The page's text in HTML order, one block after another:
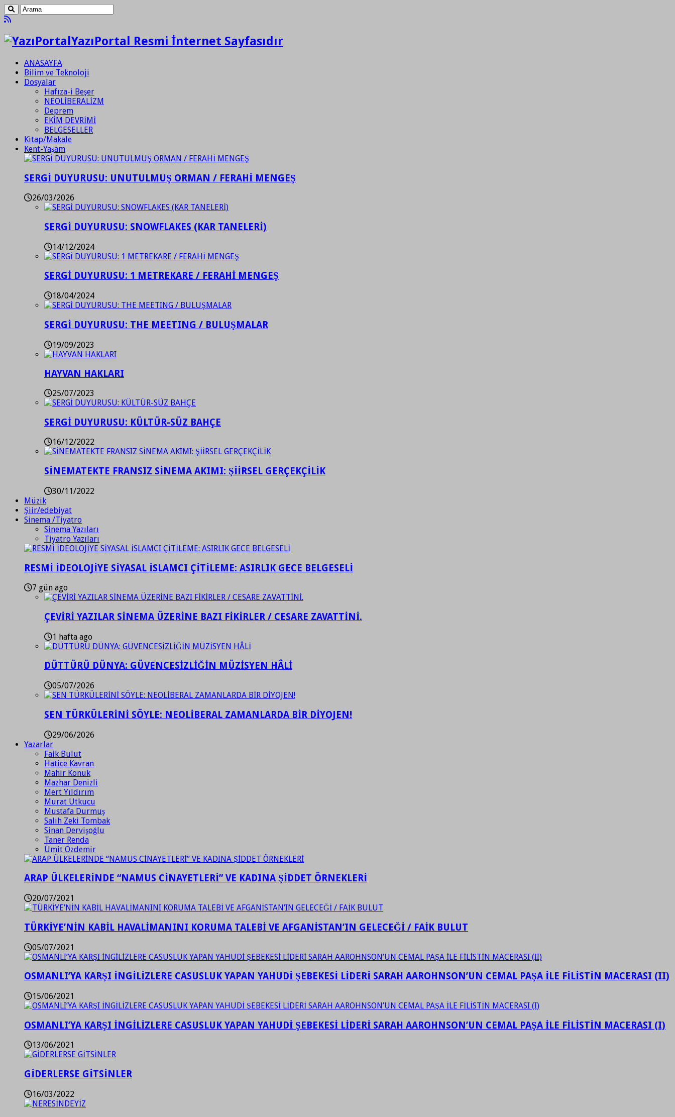
YazıPortal Resmi İnternet Sayfasıdır
ANASAYFA
Bilim ve Teknoloji
Dosyalar
Hafıza-i Beşer
NEOLİBERALİZM
Deprem
EKİM DEVRİMİ
BELGESELLER
Kitap/Makale
Kent-Yaşam
SERGİ DUYURUSU: UNUTULMUŞ ORMAN / FERAHİ MENGEŞ
26/03/2026
SERGİ DUYURUSU: SNOWFLAKES (KAR TANELERİ)
14/12/2024
SERGİ DUYURUSU: 1 METREKARE / FERAHİ MENGEŞ
18/04/2024
SERGİ DUYURUSU: THE MEETING / BULUŞMALAR
19/09/2023
HAYVAN HAKLARI
25/07/2023
SERGİ DUYURUSU: KÜLTÜR-SÜZ BAHÇE
16/12/2022
SİNEMATEKTE FRANSIZ SİNEMA AKIMI: ŞİİRSEL GERÇEKÇİLİK
30/11/2022
Müzik
Şiir/edebiyat
Sinema /Tiyatro
Sinema Yazıları
Tiyatro Yazıları
RESMİ İDEOLOJİYE SİYASAL İSLAMCI ÇİTİLEME: ASIRLIK GECE BELGESELİ
7 gün ago
ÇEVİRİ YAZILAR SİNEMA ÜZERİNE BAZI FİKİRLER / CESARE ZAVATTİNİ.
1 hafta ago
DÜTTÜRÜ DÜNYA: GÜVENCESİZLİĞİN MÜZİSYEN HÂLİ
05/07/2026
SEN TÜRKÜLERİNİ SÖYLE: NEOLİBERAL ZAMANLARDA BİR DİYOJEN!
29/06/2026
Yazarlar
Faik Bulut
Hatice Kavran
Mahir Konuk
Mazhar Denizli
Mert Yıldırım
Murat Utkucu
Mustafa Durmuş
Salih Zeki Tombak
Sinan Dervişoğlu
Taner Renda
Ümit Özdemir
ARAP ÜLKELERİNDE “NAMUS CİNAYETLERİ” VE KADINA ŞİDDET ÖRNEKLERİ
20/07/2021
TÜRKİYE’NİN KABİL HAVALİMANINI KORUMA TALEBİ VE AFGANİSTAN’IN GELECEĞİ / FAİK BULUT
05/07/2021
OSMANLI’YA KARŞI İNGİLİZLERE CASUSLUK YAPAN YAHUDİ ŞEBEKESİ LİDERİ SARAH AAROHNSON’UN CEMAL PAŞA İLE FİLİSTİN MACERASI (II)
15/06/2021
OSMANLI’YA KARŞI İNGİLİZLERE CASUSLUK YAPAN YAHUDİ ŞEBEKESİ LİDERİ SARAH AAROHNSON’UN CEMAL PAŞA İLE FİLİSTİN MACERASI (I)
13/06/2021
GİDERLERSE GİTSİNLER
16/03/2022